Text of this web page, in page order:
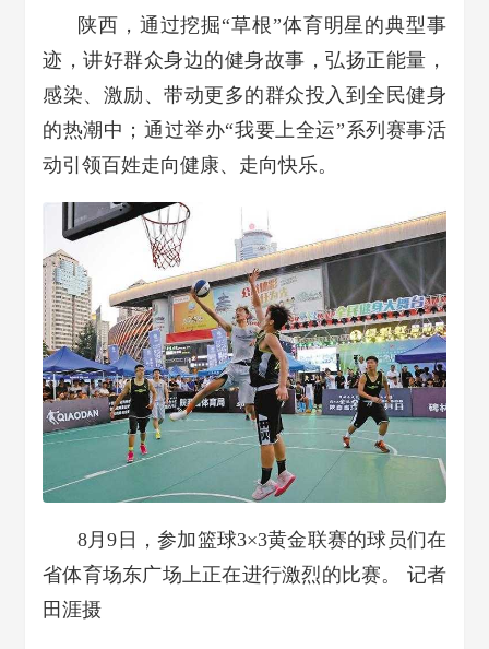
陕西，通过挖掘“草根”体育明星的典型事
迹，讲好群众身边的健身故事，弘扬正能量，
感染、激励、带动更多的群众投入到全民健身
的热潮中；通过举办“我要上全运”系列赛事活
动引领百姓走向健康、走向快乐。
8月9日，参加篮球3×3黄金联赛的球员们在
省体育场东广场上正在进行激烈的比赛。 记者
田涯摄